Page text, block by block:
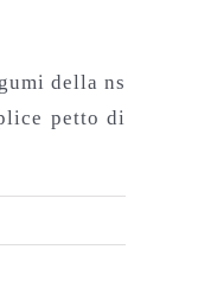
della ns
petto di